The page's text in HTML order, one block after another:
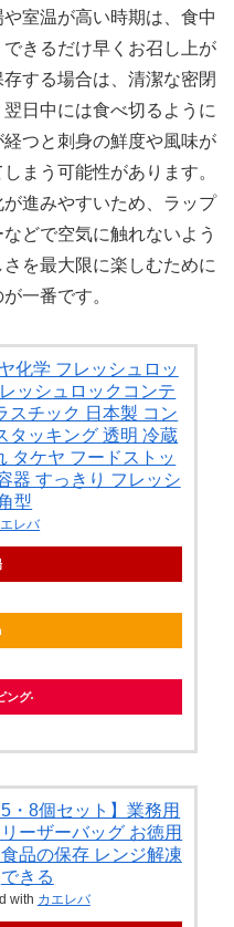
室温が高い時期は、食中
きるだけ早くお召し上が
する場合は、清潔な密閉
日中には食べ切るように
つと刺身の鮮度や風味が
まう可能性があります。
進みやすいため、ラップ
どで空気に触れないよう
を最大限に楽しむために
一番です。
化学 フレッシュロッ
ッシュロックコンテ
スチック 日本製 コン
タッキング 透明 冷蔵
タケヤ フードストッ
器 すっきり フレッシ
型
レバ
ング
・8個セット】業務用
ーザーバッグ お徳用
品の保存 レンジ解凍
できる
with カエレバ